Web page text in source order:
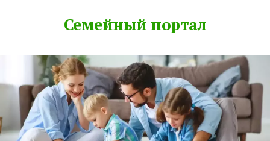
Семейный портал